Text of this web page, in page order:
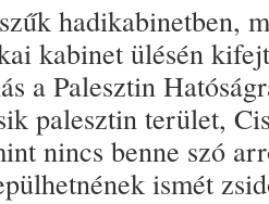
hadikabinetben,
kabinet ülésén
a Palesztin
palesztin terület,
nincs benne szó
ismét